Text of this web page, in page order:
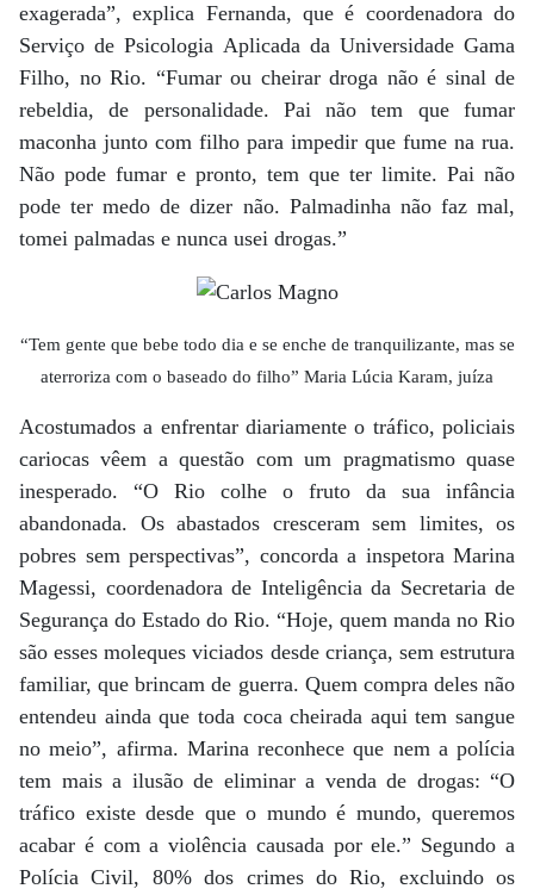
exagerada”, explica Fernanda, que é coordenadora do
Serviço de Psicologia Aplicada da Universidade Gama
Filho, no Rio. “Fumar ou cheirar droga não é sinal de
rebeldia, de personalidade. Pai não tem que fumar
maconha junto com filho para impedir que fume na rua.
Não pode fumar e pronto, tem que ter limite. Pai não
pode ter medo de dizer não. Palmadinha não faz mal,
tomei palmadas e nunca usei drogas.”
“Tem gente que bebe todo dia e se enche de tranquilizante, mas se
aterroriza com o baseado do filho” Maria Lúcia Karam, juíza
Acostumados a enfrentar diariamente o tráfico, policiais
cariocas vêem a questão com um pragmatismo quase
inesperado. “O Rio colhe o fruto da sua infância
abandonada. Os abastados cresceram sem limites, os
pobres sem perspectivas”, concorda a inspetora Marina
Magessi, coordenadora de Inteligência da Secretaria de
Segurança do Estado do Rio. “Hoje, quem manda no Rio
são esses moleques viciados desde criança, sem estrutura
familiar, que brincam de guerra. Quem compra deles não
entendeu ainda que toda coca cheirada aqui tem sangue
no meio”, afirma. Marina reconhece que nem a polícia
tem mais a ilusão de eliminar a venda de drogas: “O
tráfico existe desde que o mundo é mundo, queremos
acabar é com a violência causada por ele.” Segundo a
Polícia Civil, 80% dos crimes do Rio, excluindo os